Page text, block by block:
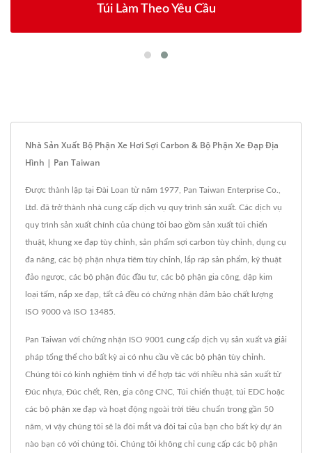
Túi Làm Theo Yêu Cầu
Nhà Sản Xuất Bộ Phận Xe Hơi Sợi Carbon & Bộ Phận Xe Đạp Địa
Hình | Pan Taiwan
Được thành lập tại Đài Loan từ năm 1977, Pan Taiwan Enterprise Co.,
Ltd. đã trở thành nhà cung cấp dịch vụ quy trình sản xuất. Các dịch vụ
quy trình sản xuất chính của chúng tôi bao gồm sản xuất túi chiến
thuật, khung xe đạp tùy chỉnh, sản phẩm sợi carbon tùy chỉnh, dụng cụ
đa năng, các bộ phận nhựa tiêm tùy chỉnh, lắp ráp sản phẩm, kỹ thuật
đảo ngược, các bộ phận đúc đầu tư, các bộ phận gia công, dập kim
loại tấm, nắp xe đạp, tất cả đều có chứng nhận đảm bảo chất lượng
ISO 9000 và ISO 13485.
Pan Taiwan với chứng nhận ISO 9001 cung cấp dịch vụ sản xuất và giải
pháp tổng thể cho bất kỳ ai có nhu cầu về các bộ phận tùy chỉnh.
Chúng tôi có kinh nghiệm tinh vi để hợp tác với nhiều nhà sản xuất từ
Đúc nhựa, Đúc chết, Rèn, gia công CNC, Túi chiến thuật, túi EDC hoặc
các bộ phận xe đạp và hoạt động ngoài trời tiêu chuẩn trong gần 50
năm, vì vậy chúng tôi sẽ là đôi mắt và đôi tai của bạn cho bất kỳ dự án
nào bạn có với chúng tôi. Chúng tôi không chỉ cung cấp các bộ phận